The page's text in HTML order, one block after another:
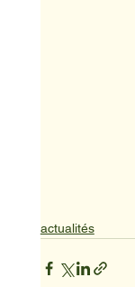
actualités